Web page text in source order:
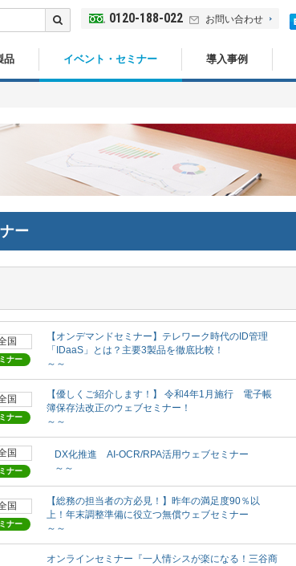
0120-188-022 お問い合わせ
品 イベント・セミナー 導入事例
ー
国
ナー
【オンデマンドセミナー】テレワーク時代のID管理
「IDaaS」とは？主要3製品を徹底比較！
～～
国
ナー
【優しくご紹介します！】 令和4年1月施行 電子帳
簿保存法改正のウェブセミナー！
～～
国
ナー
DX化推進 AI-OCR/RPA活用ウェブセミナー
～～
国
ナー
【総務の担当者の方必見！】昨年の満足度90％以
上！年末調整準備に役立つ無償ウェブセミナー
～～
オンラインセミナー『一人情シスが楽になる！三谷商